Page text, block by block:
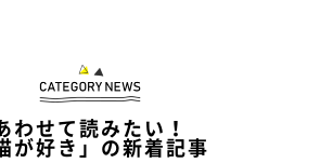
区池袋3-12-1-2F
9980
21:00
わせて読みたい！
が好き」の新着記事